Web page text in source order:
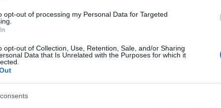
opt-out of processing my Personal Data for Targeted
opt-out of Collection, Use, Retention, Sale, and/or Sharing
Data that Is Unrelated with the Purposes for which it
according to the CDC.
(@NBCNews) July 18, 2025
Flash.grστην αναζήτηση τηςGoogle